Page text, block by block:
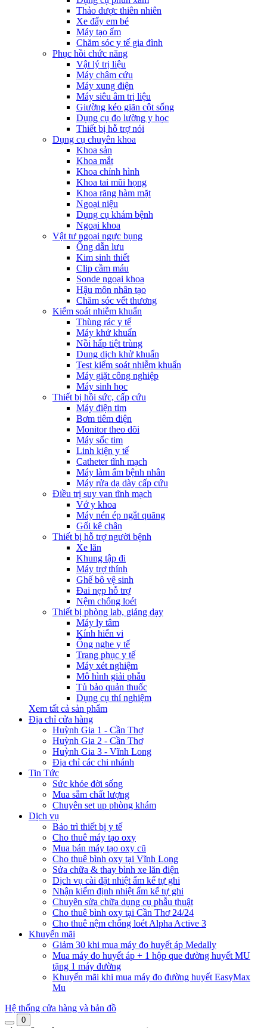
Thảo dược thiên nhiên
Xe đẩy em bé
Máy tạo ẩm
Chăm sóc y tế gia đình
Phục hồi chức năng
Vật lý trị liệu
Máy châm cứu
Máy xung điện
Máy siêu âm trị liệu
Giường kéo giãn cột sống
Dụng cụ đo lường y học
Thiết bị hỗ trợ nói
Dụng cụ chuyên khoa
Khoa sản
Khoa mắt
Khoa chỉnh hình
Khoa tai mũi họng
Khoa răng hàm mặt
Ngoại niệu
Dụng cụ khám bệnh
Ngoại khoa
Vật tư ngoại ngực bụng
Ống dẫn lưu
Kim sinh thiết
Clip cầm máu
Sonde ngoại khoa
Hậu môn nhân tạo
Chăm sóc vết thương
Kiểm soát nhiễm khuẩn
Thùng rác y tế
Máy khử khuẩn
Nồi hấp tiệt trùng
Dung dịch khử khuẩn
Test kiểm soát nhiễm khuẩn
Máy giặt công nghiệp
Máy sinh học
Thiết bị hồi sức, cấp cứu
Máy điện tim
Bơm tiêm điện
Monitor theo dõi
Máy sốc tim
Linh kiện y tế
Catheter tĩnh mạch
Máy làm ấm bệnh nhân
Máy rửa dạ dày cấp cứu
Điều trị suy van tĩnh mạch
Vớ y khoa
Máy nén ép ngắt quãng
Gối kê chân
Thiết bị hỗ trợ người bệnh
Xe lăn
Khung tập đi
Máy trợ thính
Ghế bô vệ sinh
Đai nẹp hỗ trợ
Nệm chống loét
Thiết bị phòng lab, giảng dạy
Máy ly tâm
Kính hiển vi
Ống nghe y tế
Trang phục y tế
Máy xét nghiệm
Mô hình giải phẫu
Tủ bảo quản thuốc
Dụng cụ thí nghiệm
Xem tất cả sản phẩm
Địa chỉ cửa hàng
Huỳnh Gia 1 - Cần Thơ
Huỳnh Gia 2 - Cần Thơ
Huỳnh Gia 3 - Vĩnh Long
Địa chỉ các chi nhánh
Tin Tức
Sức khỏe đời sống
Mua sắm chất lượng
Chuyên set up phòng khám
Dịch vụ
Bảo trì thiết bị y tế
Cho thuê máy tạo oxy
Mua bán máy tạo oxy cũ
Cho thuê bình oxy tại Vĩnh Long
Sửa chữa & thay bình xe lăn điện
Dịch vụ cài đặt nhiệt ẩm kế tự ghi
Nhận kiểm định nhiệt ẩm kế tự ghi
Chuyên sửa chữa dụng cụ phẫu thuật
Cho thuê bình oxy tại Cần Thơ 24/24
Cho thuê nệm chống loét Alpha Active 3
Khuyến mãi
Giảm 30 khi mua máy đo huyết áp Medally
Mua máy đo huyết áp + 1 hộp que đường huyết MU
tặng 1 máy đường
Khuyến mãi khi mua máy đo đường huyết EasyMax
Mu
Hệ thống cửa hàng và bản đồ
0